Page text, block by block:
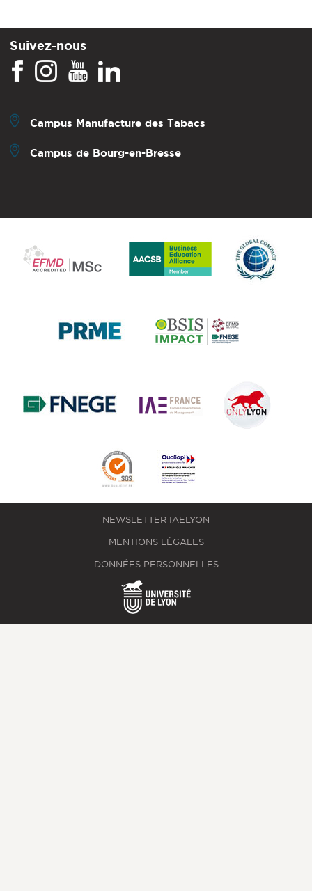
Suivez-nous
Campus Manufacture des Tabacs
Campus de Bourg-en-Bresse
NEWSLETTER IAELYON
MENTIONS LÉGALES
DONNÉES PERSONNELLES